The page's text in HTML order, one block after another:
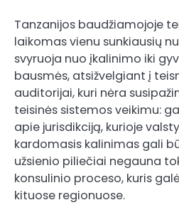
Tanzanijos baudžiamojoje
laikomas vienu sunkiausių
svyruoja nuo įkalinimo iki
bausmės, atsižvelgiant į
auditorijai, kuri nėra
teisinės sistemos veikimu:
apie jurisdikciją, kurioje
kardomasis kalinimas gali
užsienio piliečiai negauna
konsulinio proceso, kuris
kituose regionuose.